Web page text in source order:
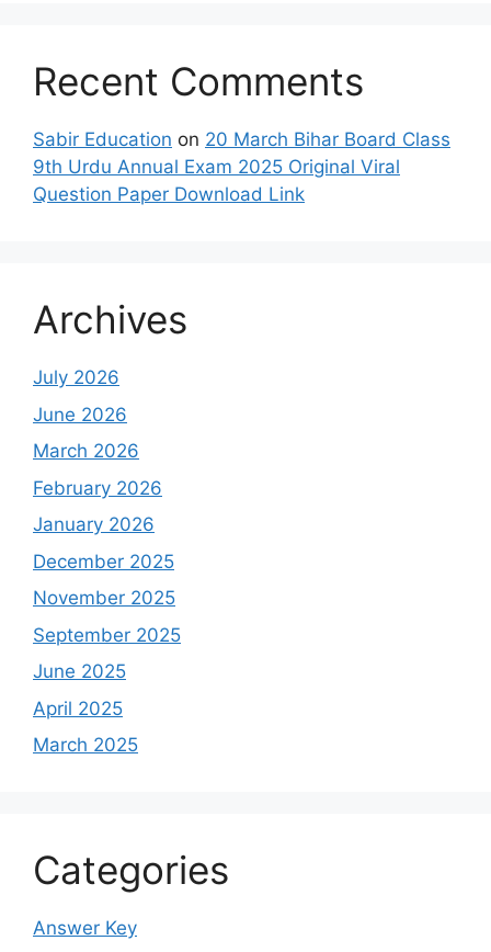
Recent Comments
Sabir Education on 20 March Bihar Board Class
9th Urdu Annual Exam 2025 Original Viral
Question Paper Download Link
Archives
July 2026
June 2026
March 2026
February 2026
January 2026
December 2025
November 2025
September 2025
June 2025
April 2025
March 2025
Categories
Answer Key